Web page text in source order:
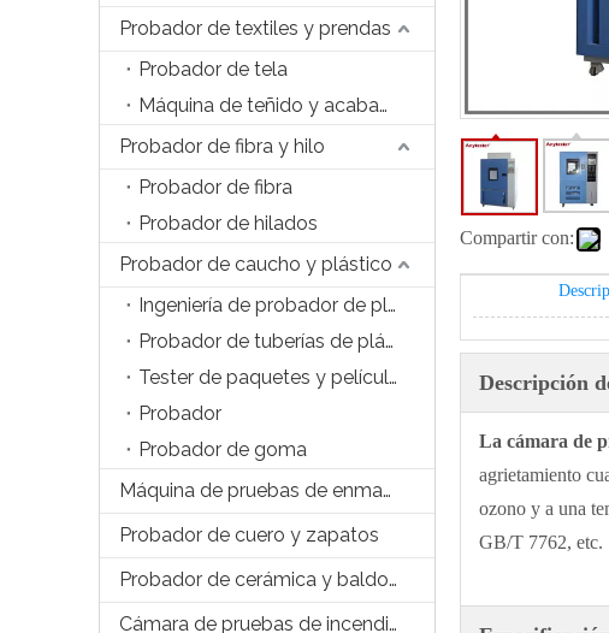
Probador de textiles y prendas
Probador de tela
Máquina de teñido y acabado
Probador de fibra y hilo
Probador de fibra
Probador de hilados
Probador de caucho y plástico
Ingeniería de probador de plástico
Probador de tuberías de plástico y accesorios
Tester de paquetes y películas
Probador
Probador de goma
Máquina de pruebas de enmascaramiento
Probador de cuero y zapatos
Probador de cerámica y baldosas
Cámara de pruebas de incendios
Compartir con:
Descripción
La cámara de
agrietamiento
ozono y a una
GB/T 7762, etc.